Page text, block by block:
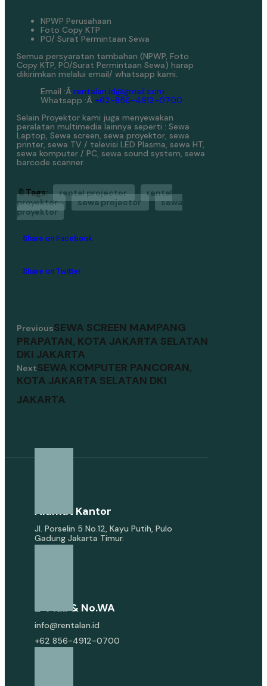
NPWP Perusahaan
Foto Copy KTP
PO/ Surat Permintaan Sewa
Semua persyaratan tambahan (NPWP, Foto
Copy KTP, PO/Surat Permintaan Sewa) harap
dikirimkan melalui email/ whatsapp kami.
Email :Â rentalan.id@gmail.com
Whatsapp :Â +62-856-4912-0700
Selain Proyektor kami juga menyewakan
peralatan multimedia lainnya seperti : Sewa
Laptop, Sewa screen, sewa proyektor, sewa
printer, sewa TV / televisi LED Plasma, sewa HT,
sewa komputer / PC, sewa sound system, sewa
barcode scanner.
🔖Tags: rental projector
rental
proyektor
sewa projector
sewa
proyektor
Share on Facebook
Share on Twitter
PreviousSEWA SCREEN MAMPANG
PRAPATAN, KOTA JAKARTA SELATAN
DKI JAKARTA
NextSEWA KOMPUTER PANCORAN,
KOTA JAKARTA SELATAN DKI
JAKARTA
Alamat Kantor
Jl. Porselin 5 No.12, Kayu Putih, Pulo
Gadung Jakarta Timur.
E-Mail & No.WA
info@rentalan.id
+62 856-4912-0700